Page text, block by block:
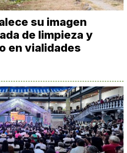
su imagen
de limpieza y
en vialidades